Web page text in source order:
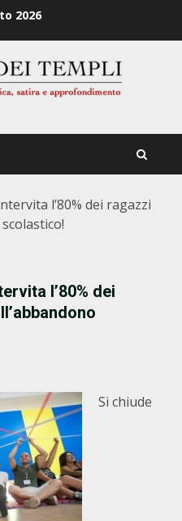
2026
l’80% dei ragazzi
l’80% dei
Si chiude